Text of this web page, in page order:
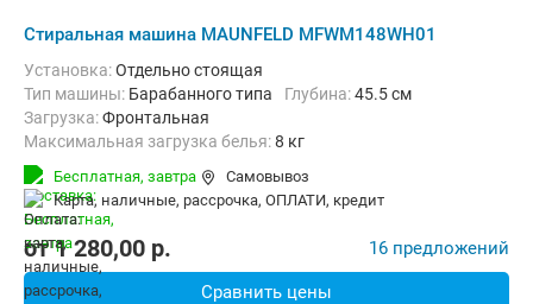
Стиральная машина MAUNFELD MFWM148WH01
Установка:Отдельно стоящая
Тип машины: Барабанного типа Глубина:45.5 см
загрузка:Фронтальная
Максимальная загрузка белья:8 кг
Количество программ:
Материал бака:
Нерж. сталь
Дополнительные функции:
Выбор скорости отжима, Звуковой
Безопасность:Защита от детей, Защита от протечек
Ширина:60 см
Бесплатная, завтра
Самовывоз
карта, наличные, рассрочка, ОПЛАТИ, кредит
от1 280,00 p. 16 предложений
Сравнить цены